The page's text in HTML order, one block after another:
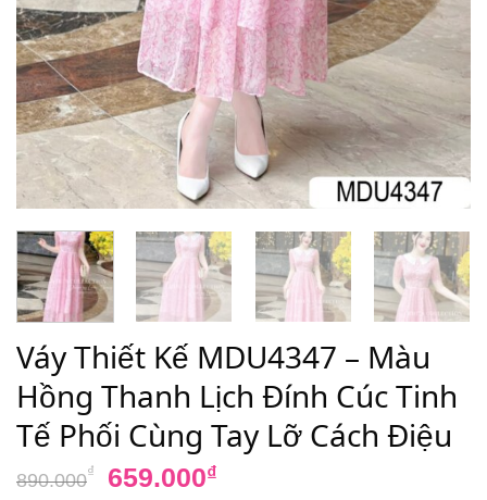
Váy Thiết Kế MDU4347 – Màu
Hồng Thanh Lịch Đính Cúc Tinh
Tế Phối Cùng Tay Lỡ Cách Điệu
890.000₫
Giá
659.000₫